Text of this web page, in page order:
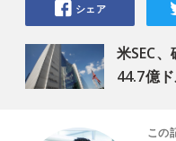
米SEC
44.7億
シェア
この